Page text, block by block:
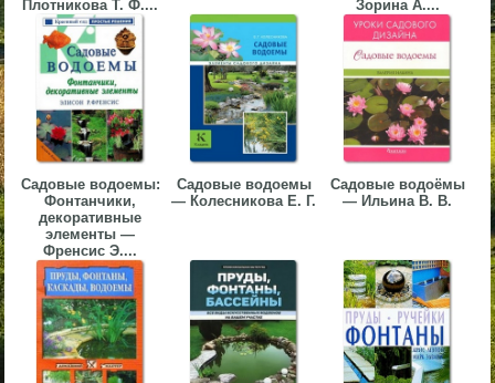
Плотникова Т. Ф....
Зорина А....
Садовые водоемы:
Фонтанчики,
декоративные
элементы —
Френсис Э....
Садовые водоемы
— Колесникова Е. Г.
Садовые водоёмы
— Ильина В. В.
▼
▼